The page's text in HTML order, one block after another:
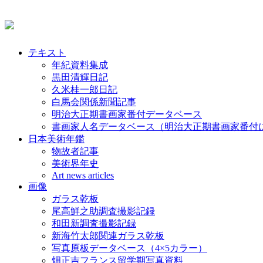
テキスト
年紀資料集成
黒田清輝日記
久米桂一郎日記
白馬会関係新聞記事
明治大正期書画家番付データベース
書画家人名データベース（明治大正期書画家番付
日本美術年鑑
物故者記事
美術界年史
Art news articles
画像
ガラス乾板
尾高鮮之助調査撮影記録
和田新調査撮影記録
新海竹太郎関連ガラス乾板
写真原板データベース（4×5カラー）
畑正吉フランス留学期写真資料